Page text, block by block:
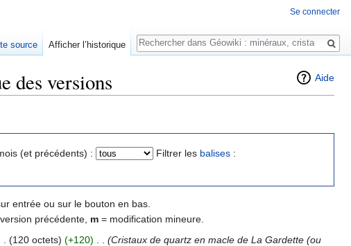
Aide
des versions
(et précédents) : Filtrer les balises :
entrée ou sur le bouton en bas.
précédente, m = modification mineure.
(120 octets) (+120)
(Cristaux de quartz en macle de La Gardette (ou
Se connecter
source Afficher l’historique
Rechercher